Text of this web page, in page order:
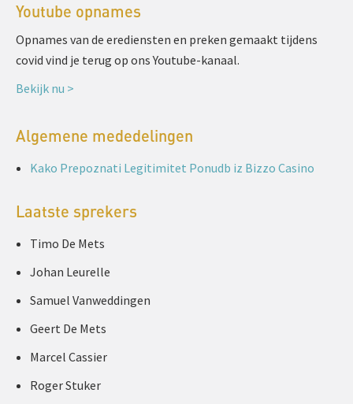
Youtube opnames
Opnames van de erediensten en preken gemaakt tijdens
covid vind je terug op ons Youtube-kanaal.
Bekijk nu >
Algemene mededelingen
Kako Prepoznati Legitimitet Ponudb iz Bizzo Casino
Laatste sprekers
Timo De Mets
Johan Leurelle
Samuel Vanweddingen
Geert De Mets
Marcel Cassier
Roger Stuker